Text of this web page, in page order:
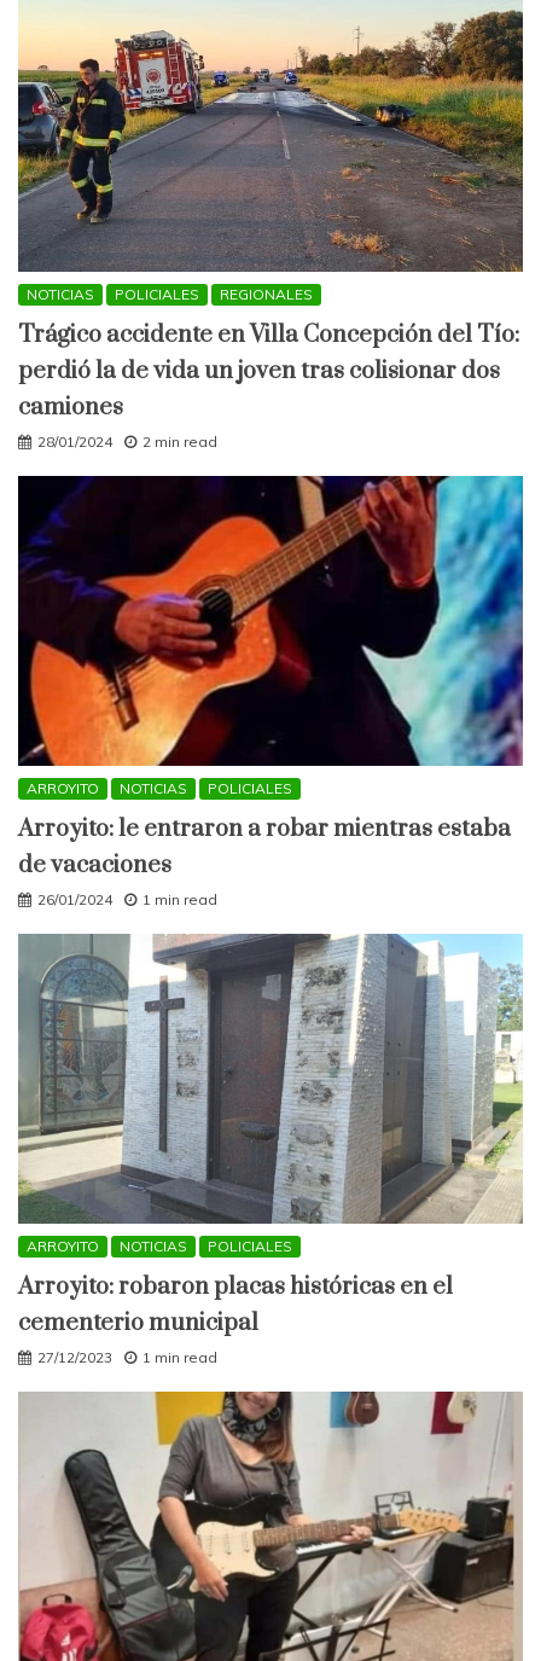
NOTICIAS POLICIALES REGIONALES
Trágico accidente en Villa Concepción del Tío:
perdió la de vida un joven tras colisionar dos
camiones
28/01/2024 2 min read
ARROYITO NOTICIAS POLICIALES
Arroyito: le entraron a robar mientras estaba
de vacaciones
26/01/2024 1 min read
ARROYITO NOTICIAS POLICIALES
Arroyito: robaron placas históricas en el
cementerio municipal
27/12/2023 1 min read